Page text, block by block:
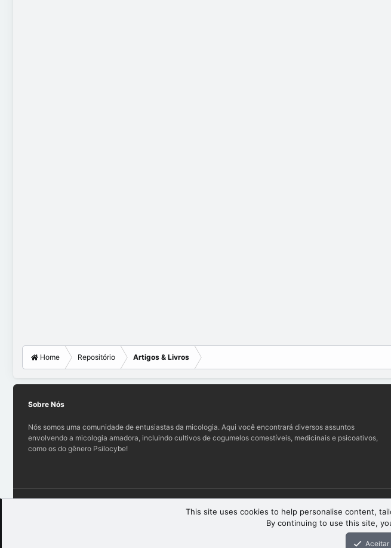
Home Repositório Artigos & Livros
Sobre Nós
Nós somos uma comunidade de entusiastas da micologia. Aqui você encontrará diversos assuntos
envolvendo a micologia amadora, incluindo cultivos de cogumelos comestíveis, medicinais e psicoativos,
como os do gênero Psilocybe!
XenForo themeby xenfocus
This site uses cookies to help personalise content,
By continuing to use this site,
Aceitar